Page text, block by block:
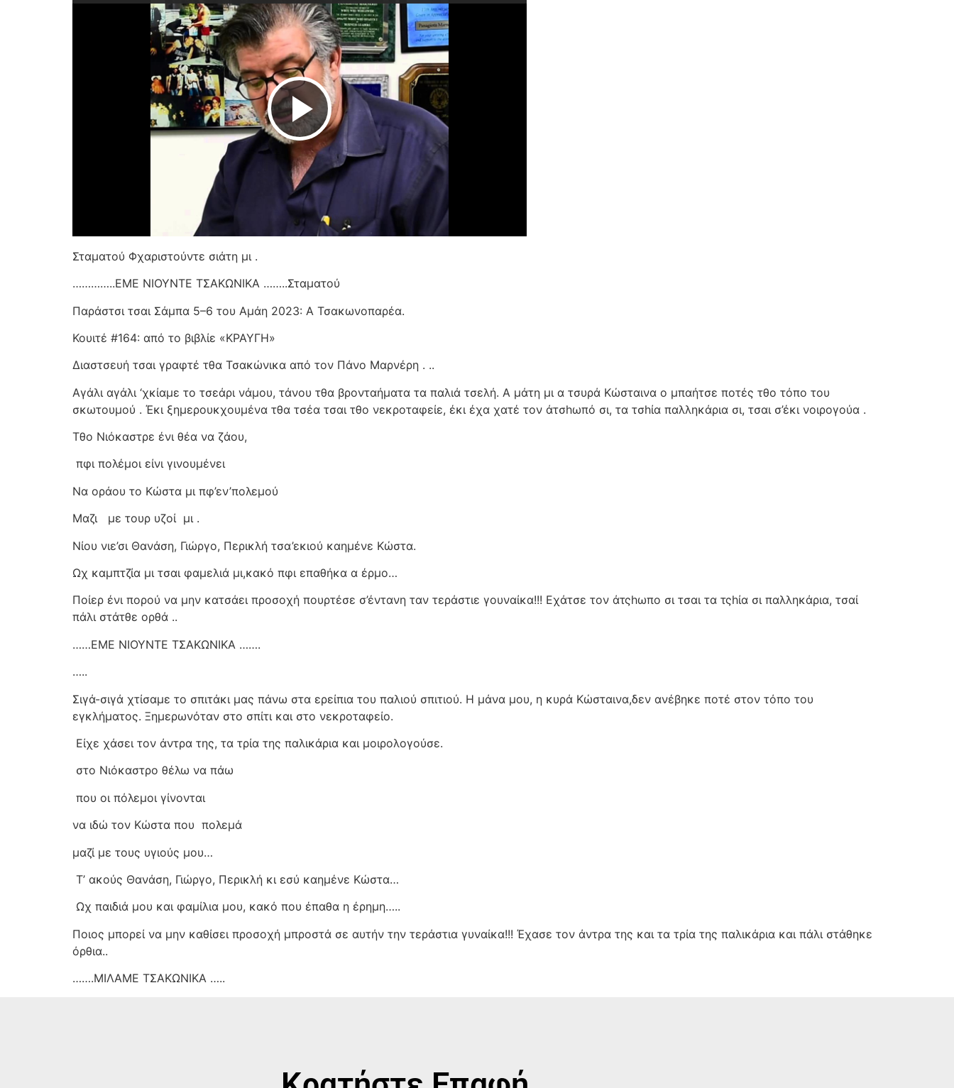
Play Video
Σταματού Φχαριστούντε σιάτη μι .
…………..ΕΜΕ ΝΙΟΥΝΤΕ ΤΣΑΚΩΝΙΚΑ ……..Σταματού
Παράστσι τσαι Σάμπα 5–6 του Αμάη 2023: Α Τσακωνοπαρέα.
Κουιτέ #164: από το βιβλίε «ΚΡΑΥΓΗ»
Διαστσευή τσαι γραφτέ τθα Τσακώνικα από τον Πάνο Μαρνέρη . ..
Αγάλι αγάλι ‘χκίαμε το τσεάρι νάμου, τάνου τθα βρονταήματα τα παλιά τσελή. Α μάτη μι α τσυρά Κώσταινα ο μπαήτσε ποτές τθο τόπο του
σκωτουμού . Έκι ξημερουκχουμένα τθα τσέα τσαι τθο νεκροταφείε, έκι έχα χατέ τον άτσhωπό σι, τα τσhία παλληκάρια σι, τσαι σ’έκι νοιρογούα .
Τθο Νιόκαστρε ένι θέα να ζάου,
πφι πολέμοι είνι γινουμένει
Να οράου το Κώστα μι πφ’εν’πολεμού
Μαζι
με τουρ υζοί μι .
Νίου νιε’σι Θανάση, Γιώργο, Περικλή τσα’εκιού καημένε Κώστα.
Ωχ καμπτζία μι τσαι φαμελιά μι,κακό πφι επαθήκα α έρμο…
Ποίερ ένι πορού να μην κατσάει προσοχή πουρτέσε σ’έντανη ταν τεράστιε γουναίκα!!! Εχάτσε τον άτςhωπο σι τσαι τα τςhία σι παλληκάρια, τσαί
πάλι στάτθε ορθά ..
……ΕΜΕ ΝΙΟΥΝΤΕ ΤΣΑΚΩΝΙΚΑ …….
…..
Σιγά-σιγά χτίσαμε το σπιτάκι μας πάνω στα ερείπια του παλιού σπιτιού. Η μάνα μου, η κυρά Κώσταινα,δεν ανέβηκε ποτέ στον τόπο του
εγκλήματος. Ξημερωνόταν στο σπίτι και στο νεκροταφείο.
Είχε χάσει τον άντρα της, τα τρία της παλικάρια και μοιρολογούσε.
στο Νιόκαστρο θέλω να πάω
που οι πόλεμοι γίνονται
να ιδώ τον Κώστα που πολεμά
μαζί με τους υγιούς μου…
Τ’ ακούς Θανάση, Γιώργο, Περικλή κι εσύ καημένε Κώστα…
Ωχ παιδιά μου και φαμίλια μου, κακό που έπαθα η έρημη…..
Ποιος μπορεί να μην καθίσει προσοχή μπροστά σε αυτήν την τεράστια γυναίκα!!! Έχασε τον άντρα της και τα τρία της παλικάρια και πάλι στάθηκε
όρθια..
…….ΜΙΛΑΜΕ ΤΣΑΚΩΝΙΚΑ …..